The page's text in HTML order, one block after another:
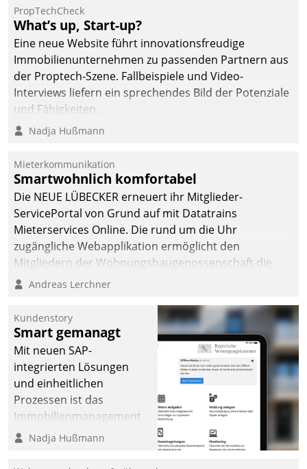
Datatrain ermöglicht
automatisiert ausgelöste,
zielgerichtete
Mieterbefragungen – eine
starke Grundlage für
intelligente,
Entscheidungen.
PropTechCheck
What’s up, Start-up?
Eine neue Website führt innovationsfreudige
Immobilienunternehmen zu passenden Partnern aus
der Proptech-Szene. Fallbeispiele und Video-
Interviews liefern ein sprechendes Bild der Potenziale
und Fähigkeiten.
Nadja Hußmann
Mieterkommunikation
Smartwohnlich komfortabel
Die NEUE LÜBECKER erneuert ihr Mitglieder-
ServicePortal von Grund auf mit Datatrains
Mieterservices Online. Die rund um die Uhr
zugängliche Webapplikation ermöglicht den
Mitgliedern der Wohnungs­bau­genossenschaft die
Kontaktaufnahme per Smartphone, Tablet oder PC.
Andreas Lerchner
Kundenstory
Smart gemanagt
Mit neuen SAP-
integrierten Lösungen
und einheitlichen
Prozessen ist das
Immobilienmanagement
der Bayerischen
Ressort Kapitalanlage für
Nadja Hußmann